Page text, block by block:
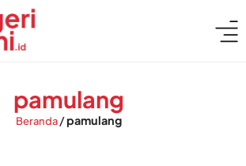
pamulang
Beranda/pamulang